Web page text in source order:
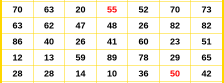
70
63 20 55 52 70
73
63
62 47 48 26 82
82
86
40 26 41 60 23
51
12
13 59 89 78 29
65
28
28 14 10 36 50
42